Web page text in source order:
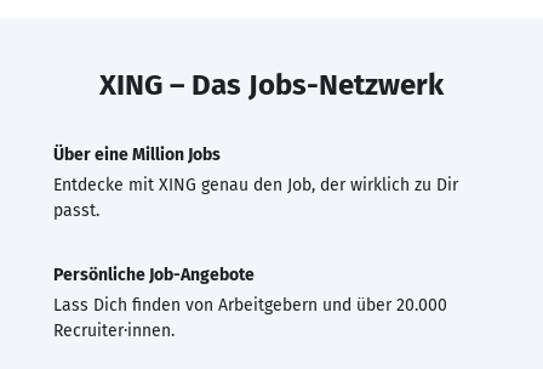
XING – Das Jobs-Netzwerk
Über eine Million Jobs
Entdecke mit XING genau den Job, der wirklich zu Dir
passt.
Persönliche Job-Angebote
Lass Dich finden von Arbeitgebern und über 20.000
Recruiter·innen.